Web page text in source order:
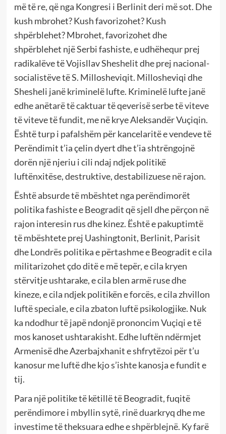
më të re, që nga Kongresi i Berlinit deri më sot. Dhe
kush mbrohet? Kush favorizohet? Kush
shpërblehet? Mbrohet, favorizohet dhe
shpërblehet një Serbi fashiste, e udhëhequr prej
radikalëve të Vojisllav Sheshelit dhe prej nacional-
socialistëve të S. Millosheviqit. Millosheviqi dhe
Shesheli janë kriminelë lufte. Kriminelë lufte janë
edhe anëtarë të caktuar të qeverisë serbe të viteve
të viteve të fundit, me në krye Aleksandër Vuçiqin.
Është turp i pafalshëm për kancelaritë e vendeve të
Perëndimit t’ia çelin dyert dhe t’ia shtrëngojnë
dorën një njeriu i cili ndaj ndjek politikë
luftënxitëse, destruktive, destabilizuese në rajon.
Është absurde të mbështet nga perëndimorët
politika fashiste e Beogradit që sjell dhe përçon në
rajon interesin rus dhe kinez. Është e pakuptimtë
të mbështete prej Uashingtonit, Berlinit, Parisit
dhe Londrës politika e përtashme e Beogradit e cila
militarizohet çdo ditë e më tepër, e cila kryen
stërvitje ushtarake, e cila blen armë ruse dhe
kineze, e cila ndjek politikën e forcës, e cila zhvillon
luftë speciale, e cila zbaton luftë psikologjike. Nuk
ka ndodhur të japë ndonjë prononcim Vuçiqi e të
mos kanoset ushtarakisht. Edhe luftën ndërmjet
Armenisë dhe Azerbajxhanit e shfrytëzoi për t’u
kanosur me luftë dhe kjo s’ishte kanosja e fundit e
tij.
Para një politike të këtillë të Beogradit, fuqitë
perëndimore i mbyllin sytë, rinë duarkryq dhe me
investime të theksuara edhe e shpërblejnë. Ky farë